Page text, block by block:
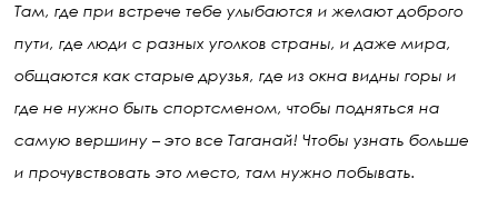
Там, где при встрече тебе улыбаются и желают доброго
пути, где люди с разных уголков страны, и даже мира,
общаются как старые друзья, где из окна видны горы и
где не нужно быть спортсменом, чтобы подняться на
самую вершину – это все Таганай! Чтобы узнать больше
и прочувствовать это место, там нужно побывать.